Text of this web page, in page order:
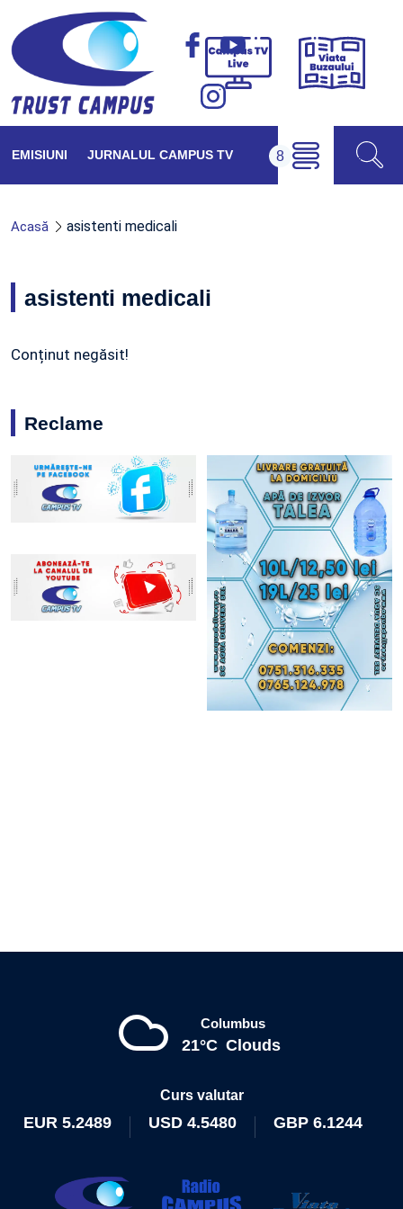
Campus
Viața
EMISIUNI JURNALUL CAMPUS TV
Acasă asistenti medicali
asistenti medicali
Conținut negăsit!
Reclame
Columbus
21°C Clouds
Curs valutar
EUR 5.2489 USD 4.5480 GBP 6.1244